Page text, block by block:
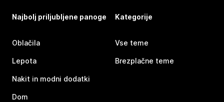
Najbolj priljubljene panoge
Oblačila
Lepota
Nakit in modni dodatki
Dom
Kategorije
Vse teme
Brezplačne teme